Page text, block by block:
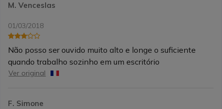
M. Venceslas
01/03/2018
Não posso ser ouvido muito alto e longe o suficiente
quando trabalho sozinho em um escritório
Ver original
F. Simone